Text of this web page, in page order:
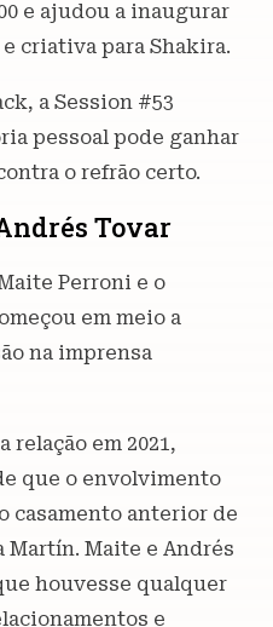
e ajudou a inaugurar
criativa para Shakira.
a Session #53
pessoal pode ganhar
o refrão certo.
Tovar
Perroni e o
em meio a
na imprensa
relação em 2021,
que o envolvimento
casamento anterior de
Martín. Maite e Andrés
houvesse qualquer
e